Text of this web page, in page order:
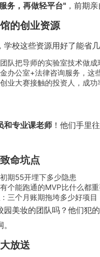
务，再做轻平台" ，前期
的创业资源
校这些资源用好了能省几
队把导师的实验室技术做
金办公室+法律咨询服务，这
创业大赛接触的投资人，成
和专业课老师 ！他们手里
命坑点
初期55开埋下多少隐患
有个能跑通的MVP比什么都
：三个月账期拖垮多少好项目
园美妆的团队吗？他们犯
放送